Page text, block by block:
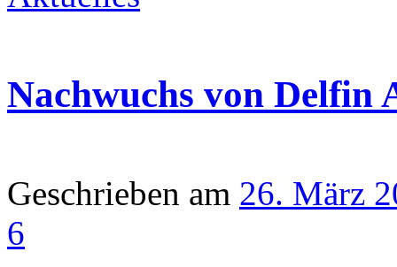
Nachwuchs von Delfin
Geschrieben am 26. März
6